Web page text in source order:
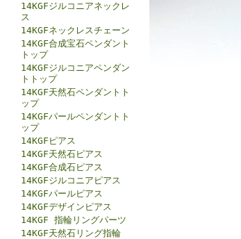
14KGFジルコニアネックレ
ス
14KGFネックレスチェーン
14KGF合成宝石ペンダント
トップ
14KGFジルコニアペンダン
トトップ
14KGF天然石ペンダントト
ップ
14KGFパールペンダントト
ップ
14KGFピアス
14KGF天然石ピアス
14KGF合成石ピアス
14KGFジルコニアピアス
14KGFパールピアス
14KGFデザインピアス
14KGF 指輪リングパーツ
14KGF天然石リング指輪